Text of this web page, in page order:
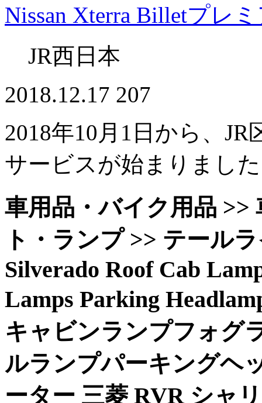
Nissan Xterra Billetプレ
JR西日本
2018.12.17 207
2018年10月1日から、
サービスが始まりまし
車用品・バイク用品 >>
ト・ランプ >> テール
Silverado Roof Cab
Lamps Parking
キャビンランプフォグ
ルランプパーキングヘ
ーター 三菱 RVR シャ